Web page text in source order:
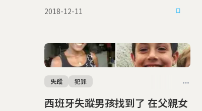
2018-12-11
西班牙失蹤男孩找到了 在父親女
失蹤 犯罪